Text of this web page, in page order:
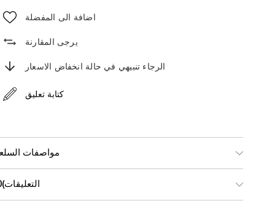
اضافة الى المفضلة
يرجى المقارنة
الرجاء تنبيهي في حالة انخفاض الاسعار
كتابة تعليق
مواصفات
التعليقات(0)